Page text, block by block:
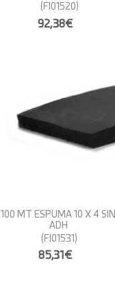
(FI01520)
92,38€
100 MT ESPUMA 10 X 4 SIN
ADH
(FI01531)
85,31€